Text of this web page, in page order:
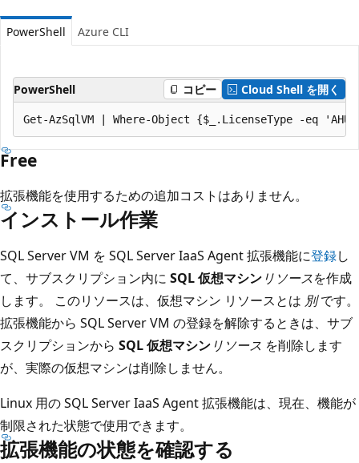
PowerShell Azure CLI
PowerShell コピー Cloud Shell を開く
Free
拡張機能を使用するための追加コストはありません。
インストール作業
SQL Server VM を SQL Server IaaS Agent 拡張機能に登録し
て、サブスクリプション内に SQL 仮想マシンリソースを作成
します。 このリソースは、仮想マシン リソースとは 別です。
拡張機能から SQL Server VM の登録を解除するときは、サブ
スクリプションから SQL 仮想マシンリソース を削除します
が、実際の仮想マシンは削除しません。
Linux 用の SQL Server IaaS Agent 拡張機能は、現在、機能が
制限された状態で使用できます。
拡張機能の状態を確認する